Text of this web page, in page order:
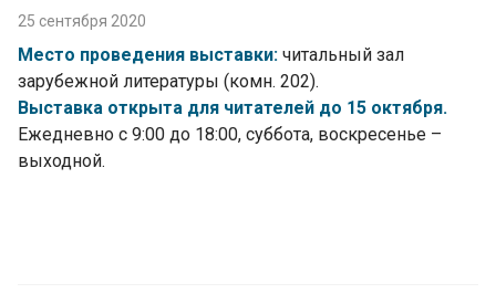
25 сентября 2020
Место проведения выставки: читальный зал
зарубежной литературы (комн. 202).
Выставка открыта для читателей до 15 октября.
Ежедневно с 9:00 до 18:00, суббота, воскресенье –
выходной.